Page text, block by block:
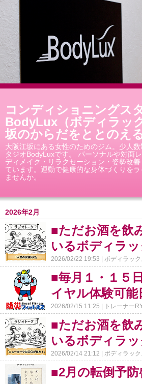
コンディショニングス
BodyLux（ボディラッ
坂のからだをととのえ
大阪江坂にある女性のためのジム。少人
タジオBodyLuxです。 パーソナルや対面
ディメイク・リラクセーション・姿勢改
ています。運動で健康的な身体づくりを
ませんか。
2026年2月
■ただお酒を飲
いるボディラ
2026/02/22 19:53 ボディラッ
■毎月１・１５
イヤル体験可能
2026/02/15 11:25 トレーナー
BodyLux通信
■ただお酒を飲
いるボディラ
2026/02/14 21:12 ボディラッ
■2月の転倒予防